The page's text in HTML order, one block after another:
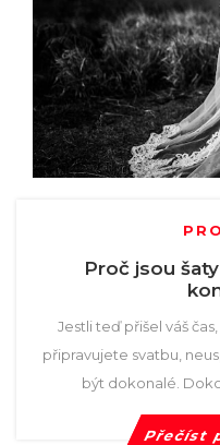
Proč jsou
Jestli teď přišel váš
připravujete svatbu,
být dokonalé.
Přečíst